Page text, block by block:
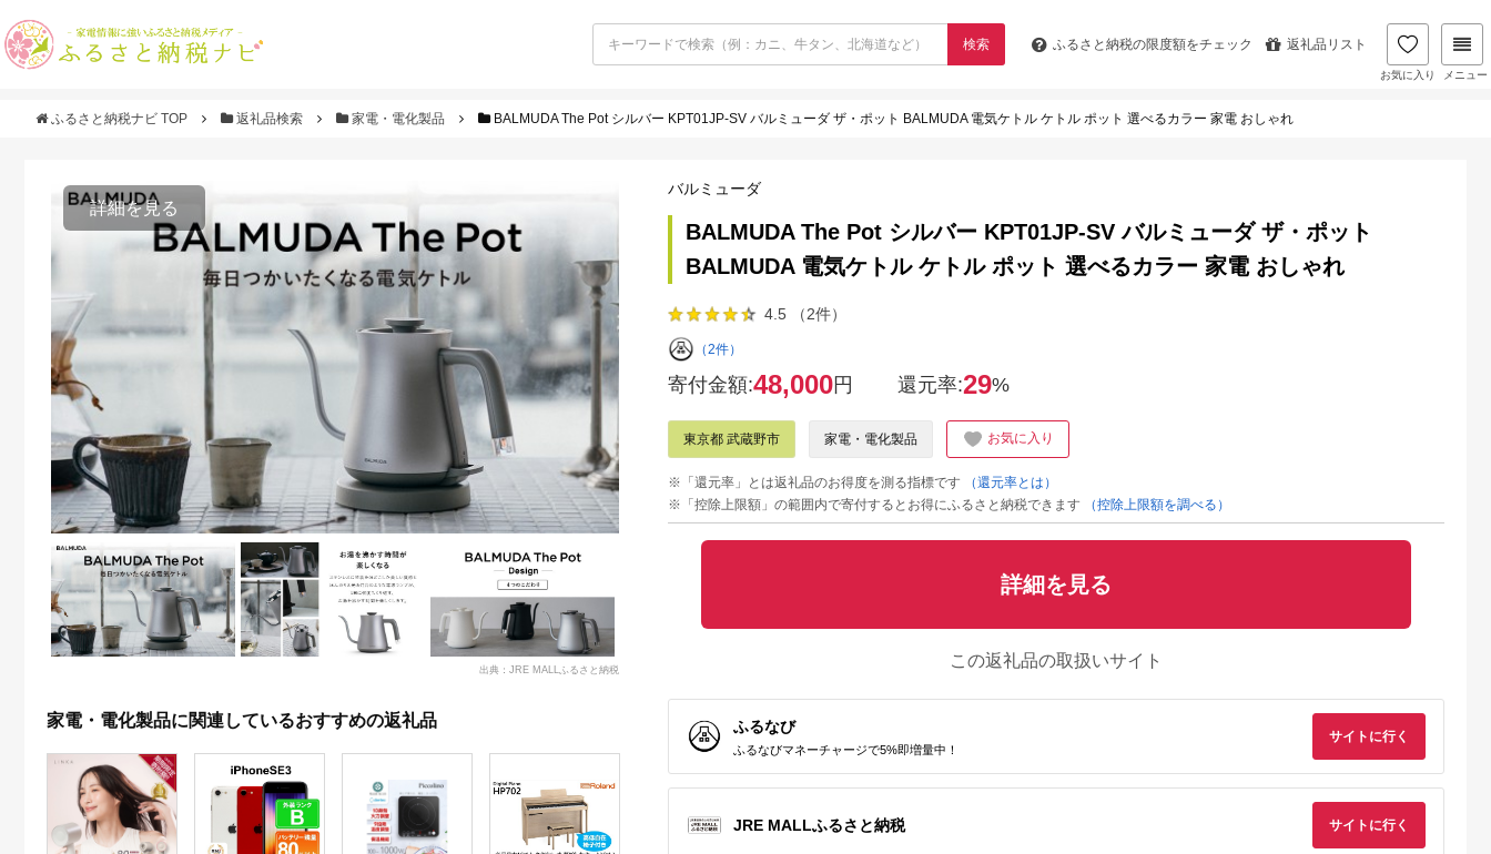
検索 ふるさと納税の限度額をチェック 返礼品リスト
お気に入り メニュー
ふるさと納税ナビ TOP 返礼品検索 家電・電化製品 BALMUDA The Pot シルバー KPT01JP-SV バルミューダ ザ・ポット BALMUDA 電気ケトル ケトル ポット 選べるカラー 家電 おしゃれ
詳細を見る
出典：JRE MALLふるさと納税
家電・電化製品に関連しているおすすめの返礼品
バルミューダ
BALMUDA The Pot シルバー KPT01JP-SV バルミューダ ザ・ポット
BALMUDA 電気ケトル ケトル ポット 選べるカラー 家電 おしゃれ
4.5 （2件）
（2件）
寄付金額:48,000円 還元率:29%
東京都 武蔵野市 家電・電化製品 お気に入り
※「還元率」とは返礼品のお得度を測る指標です
（還元率とは）
※「控除上限額」の範囲内で寄付するとお得にふるさと納税できます
（控除上限額を調べる）
詳細を見る
この返礼品の取扱いサイト
ふるなび
ふるなびマネーチャージで5%即増量中！
サイトに行く
JRE MALLふるさと納税 サイトに行く